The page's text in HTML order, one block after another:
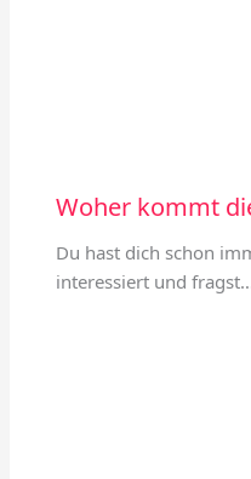
Woher kommt
Du hast dich schon
interessiert und